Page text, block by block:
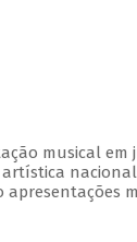
musical